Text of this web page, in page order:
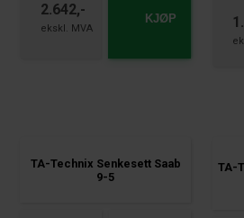
2.642,- KJØP
TA-Technix Senkesett Saab
9-5
TA-